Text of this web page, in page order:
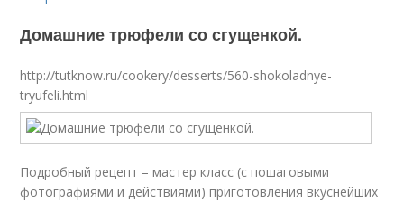
Домашние трюфели со сгущенкой.
http://tutknow.ru/cookery/desserts/560-shokoladnye-
tryufeli.html
Подробный рецепт – мастер класс (с пошаговыми
фотографиями и действиями) приготовления вкуснейших